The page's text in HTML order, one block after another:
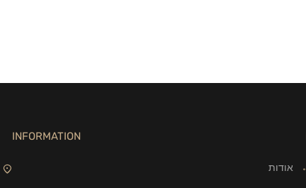
INFORMATION
אודות